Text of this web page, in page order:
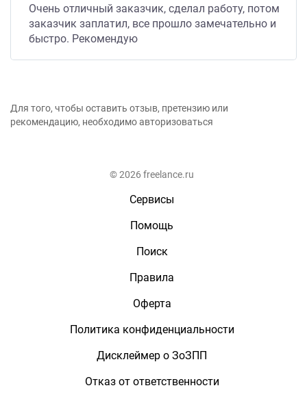
Очень отличный заказчик, сделал работу, потом
заказчик заплатил, все прошло замечательно и
быстро. Рекомендую
Для того, чтобы оставить отзыв, претензию или
рекомендацию, необходимо авторизоваться
© 2026 freelance.ru
Сервисы
Помощь
Поиск
Правила
Оферта
Политика конфиденциальности
Дисклеймер о ЗоЗПП
Отказ от ответственности